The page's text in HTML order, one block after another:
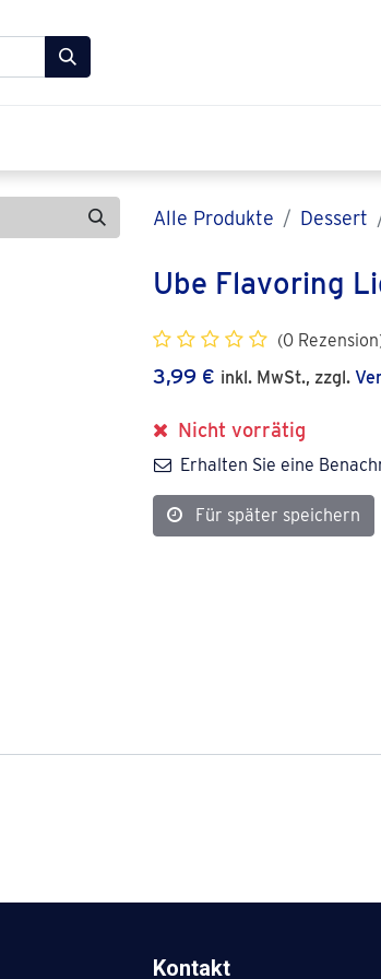
Alle Produkte Dessert
Ube Flavoring
(0
3,99 € inkl. MwSt., zzgl.
Nicht vorrätig
Erhalten Sie eine
Für später speichern
Kontakt